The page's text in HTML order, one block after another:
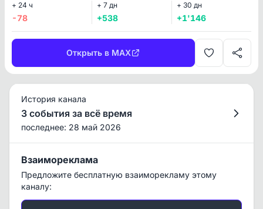
+ 24 ч
-78
+ 7 дн
+538
+ 30 дн
+1'146
Открыть в MAX
История канала
3 события за всё время
последнее: 28 май 2026
Взаимореклама
Предложите бесплатную взаиморекламу этому
каналу: